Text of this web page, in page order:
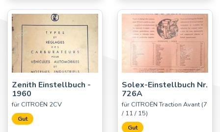
Zenith Einstellbuch -
1960
für CITROËN 2CV
Gut
Solex-Einstellbuch Nr.
726A
für CITROËN Traction Avant (7
/ 11 / 15)
Gut